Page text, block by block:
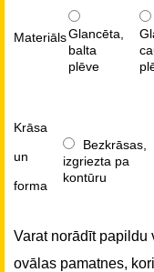
MateriālsGlancēta,
balta
plēve
Krāsa
un
forma
Bezkrāsas,
izgriezta pa
kontūru
Varat norādīt papildu
ovālas pamatnes,